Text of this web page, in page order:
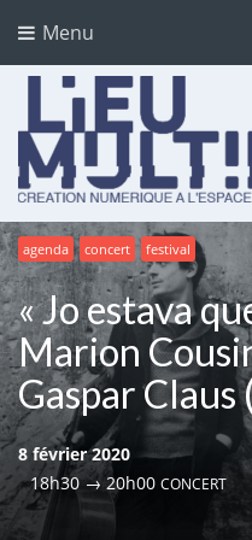
Menu
Lieu multiple
cultures numériques à l'Espace
agenda concert festival
« Jo estava
Marion
Gaspar Claus
8 février 2020
18h30 → 20h00 CONCERT